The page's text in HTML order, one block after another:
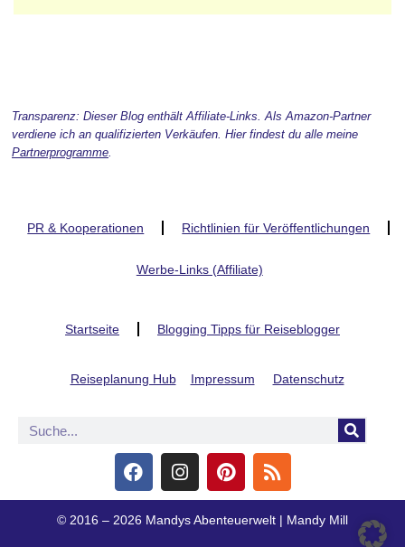
Transparenz: Dieser Blog enthält Affiliate-Links. Als Amazon-Partner
verdiene ich an qualifizierten Verkäufen. Hier findest du alle meine
Partnerprogramme.
PR & Kooperationen Richtlinien für Veröffentlichungen
Werbe-Links (Affiliate)
Startseite Blogging Tipps für Reiseblogger
Reiseplanung Hub Impressum Datenschutz
© 2016 – 2026 Mandys Abenteuerwelt | Mandy Mill